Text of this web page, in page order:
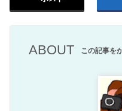
ABOUT この記事を